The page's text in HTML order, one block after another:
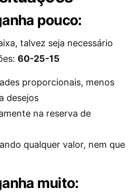
pouco:
talvez seja necessário
60-25-15
proporcionais, menos
desejos
na reserva de
qualquer valor, nem que
muito: